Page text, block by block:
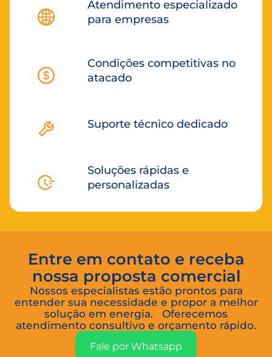
Atendimento especializado
para empresas
Condições competitivas no
atacado
Suporte técnico dedicado
Soluções rápidas e
personalizadas
Entre em contato e receba
nossa proposta comercial
Nossos especialistas estão prontos para
entender sua necessidade e propor a melhor
solução em energia. Oferecemos
atendimento consultivo e orçamento rápido.
Fale por Whatsapp